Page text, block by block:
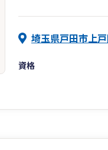
埼玉県戸田市上
資格